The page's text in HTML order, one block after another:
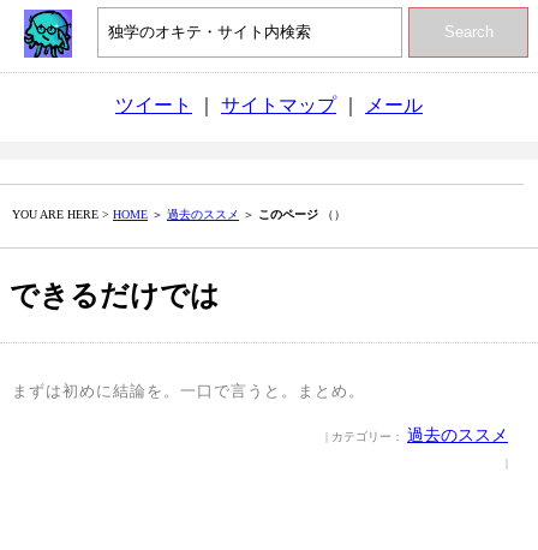
Search
ツイート サイトマップ｜ メール
YOU ARE HERE > HOME ＞ 過去のススメ ＞ このページ （）
できるだけでは
まずは初めに結論を。一口で言うと。まとめ。
| カテゴリー： 過去のススメ
|